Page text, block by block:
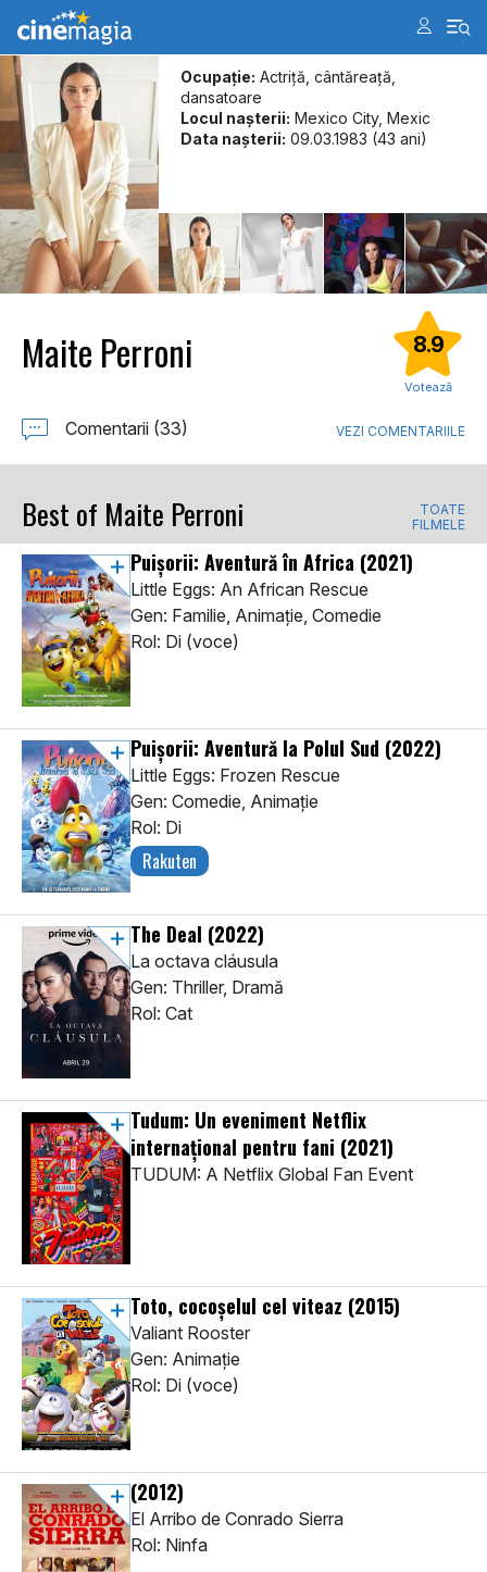
Ocupație: Actriță, cântăreață,
dansatoare
Locul naşterii: Mexico City, Mexic
Data naşterii: 09.03.1983 (43 ani)
Maite Perroni 8.9
Votează
Comentarii (33) VEZI COMENTARIILE
Best of Maite Perroni
TOATE
FILMELE
Puișorii: Aventură în Africa (2021)
Little Eggs: An African Rescue
Gen: Familie, Animaţie, Comedie
Rol: Di (voce)
Puișorii: Aventură la Polul Sud (2022)
Little Eggs: Frozen Rescue
Gen: Comedie, Animaţie
Rol: Di
Rakuten
The Deal (2022)
La octava cláusula
Gen: Thriller, Dramă
Rol: Cat
Tudum: Un eveniment Netflix
internațional pentru fani (2021)
TUDUM: A Netflix Global Fan Event
Toto, cocoșelul cel viteaz (2015)
Valiant Rooster
Gen: Animaţie
Rol: Di (voce)
(2012)
El Arribo de Conrado Sierra
Rol: Ninfa